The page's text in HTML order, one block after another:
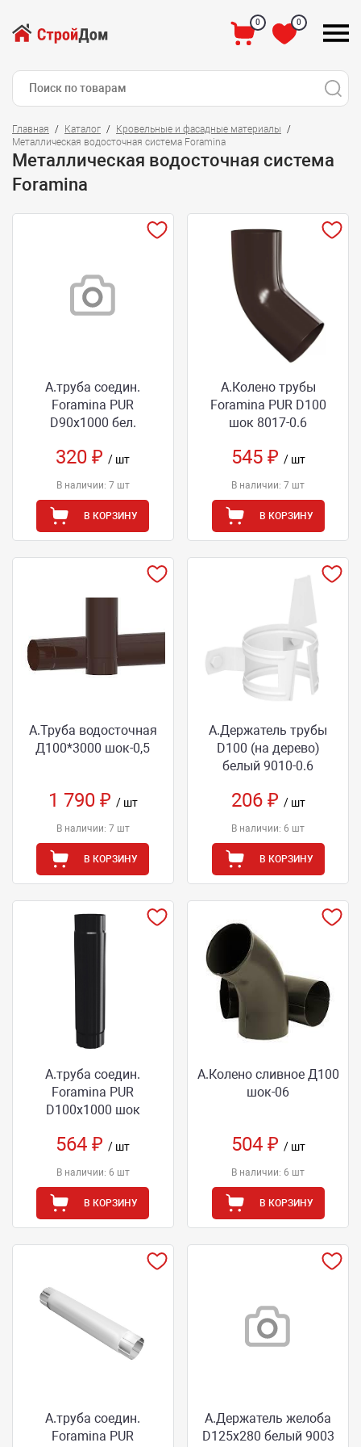
0 0
Главная Каталог
Кровельные и фасадные материалы
Металлическая водосточная система Foramina
Металлическая водосточная система
Foramina
А.труба соедин.
Foramina PUR
D90х1000 бел.
320 ₽/ шт
В наличии: 7 шт
В КОРЗИНУ
А.Колено трубы
Foramina PUR D100
шок 8017-0.6
545 ₽ / шт
В наличии: 7 шт
В КОРЗИНУ
А.Труба водосточная
Д100*3000 шок-0,5
1 790 ₽ / шт
В наличии: 7 шт
В КОРЗИНУ
А.Держатель трубы
D100 (на дерево)
белый 9010-0.6
206 ₽ / шт
В наличии: 6 шт
В КОРЗИНУ
А.труба соедин.
Foramina PUR
D100х1000 шок
564 ₽/ шт
В наличии: 6 шт
В КОРЗИНУ
А.Колено сливное Д100
шок-06
504 ₽ / шт
В наличии: 6 шт
В КОРЗИНУ
А.труба соедин.
Foramina PUR
А.Держатель желоба
D125х280 белый 9003